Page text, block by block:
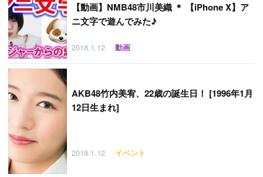
【動画】NMB48市川美織 ＊ 【iPhone X】ア
ニ文字で遊んでみた♪
2018.1.12 動画
AKB48竹内美宥、22歳の誕生日！ [1996年1月
12日生まれ]
2018.1.12 イベント